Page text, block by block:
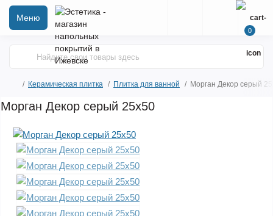
Меню
0
Керамическая плитка Плитка для ванной Морган Декор серый
Морган Декор серый 25х50